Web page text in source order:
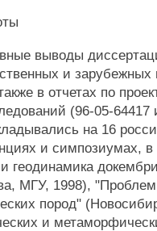
выводы
и зарубежных
в отчетах по
(96-05-64417
на 16
и симпозиумах,
геодинамика
МГУ, 1998),
пород"
и